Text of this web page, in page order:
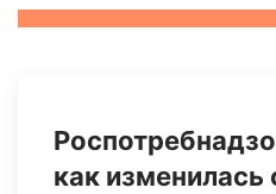
как изменилась